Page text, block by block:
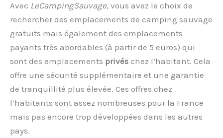
Avec LeCampingSauvage, vous avez le choix de
rechercher des emplacements de camping sauvage
gratuits mais également des emplacements
payants très abordables (à partir de 5 euros) qui
sont des emplacements privés chez l’habitant. Cela
offre une sécurité supplémentaire et une garantie
de tranquillité plus élevée. Ces offres chez
l’habitants sont assez nombreuses pour la France
mais pas encore trop développées dans les autres
pays.